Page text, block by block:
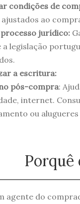
condições de
ao
jurídico:
a legislação
a escritura:
pós-compra:
internet.
ou alugueres
Porquê
agente do